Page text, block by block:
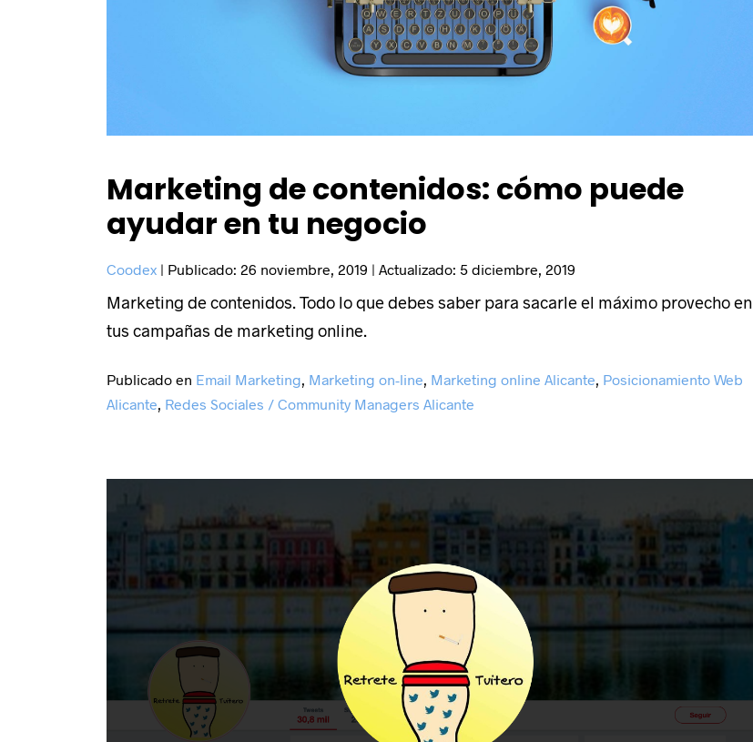
Marketing de contenidos: cómo puede
ayudar en tu negocio
Coodex | Publicado: 26 noviembre, 2019 | Actualizado: 5 diciembre, 2019
Marketing de contenidos. Todo lo que debes saber para sacarle el máximo provecho en
tus campañas de marketing online.
Publicado en Email Marketing, Marketing on-line, Marketing online Alicante, Posicionamiento Web
Alicante, Redes Sociales / Community Managers Alicante